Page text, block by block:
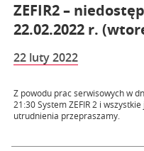
ZEFIR2 –
22.02.2022 r.
22 luty 2022
Z powodu prac serwisowych w
21:30 System ZEFIR 2 i
utrudnienia przepraszamy.